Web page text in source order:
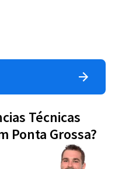
Técnicas
Ponta Grossa?